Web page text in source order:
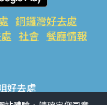
銅鑼灣好去處
社會 餐廳情報
好去處
旺角好去處 社會